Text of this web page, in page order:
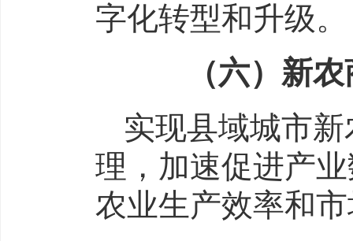
字化转型和升级。
（六）新农
实现县域城市
理，加速促进产
农业生产效率和